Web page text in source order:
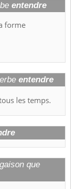
entendre
forme
entendre
les temps.
que